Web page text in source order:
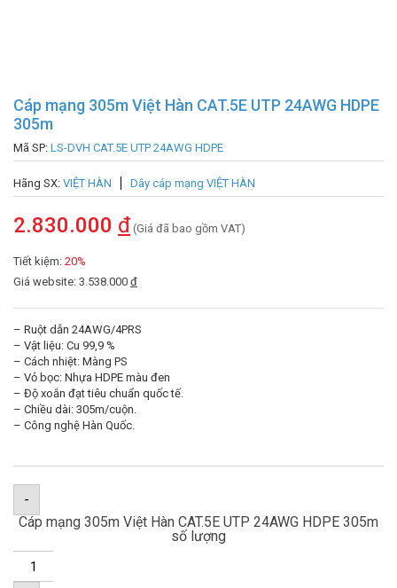
Cáp mạng 305m Việt Hàn CAT.5E UTP 24AWG HDPE
305m
Mã SP: LS-DVH CAT.5E UTP 24AWG HDPE
Hãng SX: VIỆT HÀN Dây cáp mạng VIỆT HÀN
2.830.000 đ (Giá đã bao gồm VAT)
Tiết kiệm: 20%
Giá website: 3.538.000 đ
– Ruột dẫn 24AWG/4PRS
– Vật liệu: Cu 99,9 %
– Cách nhiệt: Màng PS
– Vỏ bọc: Nhựa HDPE màu đen
– Độ xoắn đạt tiêu chuẩn quốc tế.
– Chiều dài: 305m/cuộn.
– Công nghệ Hàn Quốc.
-
Cáp mạng 305m Việt Hàn CAT.5E UTP 24AWG HDPE 305m
số lượng